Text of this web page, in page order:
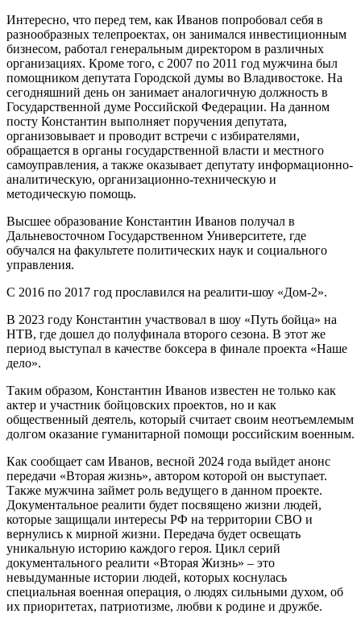
Интересно, что перед тем, как Иванов попробовал себя в
разнообразных телепроектах, он занимался инвестиционным
бизнесом, работал генеральным директором в различных
организациях. Кроме того, с 2007 по 2011 год мужчина был
помощником депутата Городской думы во Владивостоке. На
сегодняшний день он занимает аналогичную должность в
Государственной думе Российской Федерации. На данном
посту Константин выполняет поручения депутата,
организовывает и проводит встречи с избирателями,
обращается в органы государственной власти и местного
самоуправления, а также оказывает депутату информационно-
аналитическую, организационно-техническую и
методическую помощь.
Высшее образование Константин Иванов получал в
Дальневосточном Государственном Университете, где
обучался на факультете политических наук и социального
управления.
С 2016 по 2017 год прославился на реалити-шоу «Дом-2».
В 2023 году Константин участвовал в шоу «Путь бойца» на
НТВ, где дошел до полуфинала второго сезона. В этот же
период выступал в качестве боксера в финале проекта «Наше
дело».
Таким образом, Константин Иванов известен не только как
актер и участник бойцовских проектов, но и как
общественный деятель, который считает своим неотъемлемым
долгом оказание гуманитарной помощи российским военным.
Как сообщает сам Иванов, весной 2024 года выйдет анонс
передачи «Вторая жизнь», автором которой он выступает.
Также мужчина займет роль ведущего в данном проекте.
Документальное реалити будет посвящено жизни людей,
которые защищали интересы РФ на территории СВО и
вернулись к мирной жизни. Передача будет освещать
уникальную историю каждого героя. Цикл серий
документального реалити «Вторая Жизнь» – это
невыдуманные истории людей, которых коснулась
специальная военная операция, о людях сильными духом, об
их приоритетах, патриотизме, любви к родине и дружбе.